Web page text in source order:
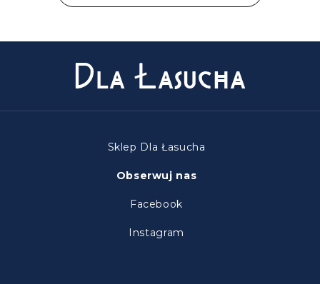
Sklep Dla Łasucha
Obserwuj nas
Facebook
Instagram